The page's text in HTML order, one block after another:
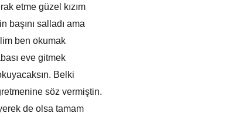
etme güzel kızım
başını salladı ama
ben okumak
eve gitmek
Belki
söz vermiştin.
de olsa tamam